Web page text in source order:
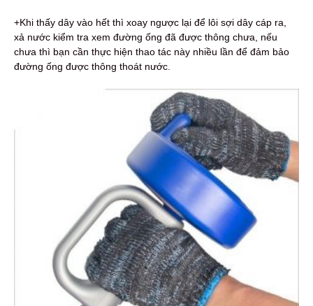
+Khi thấy dây vào hết thì xoay ngược lại để lôi sợi dây cáp ra,
xả nước kiểm tra xem đường ống đã được thông chưa, nếu
chưa thì bạn cần thực hiện thao tác này nhiều lần để đảm bảo
đường ống được thông thoát nước.